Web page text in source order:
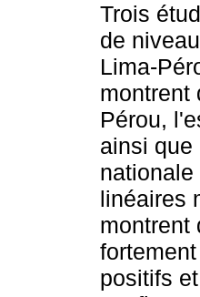
Trois
de
Lima-
montrent
Pérou,
ainsi que
linéaires
montrent
positifs